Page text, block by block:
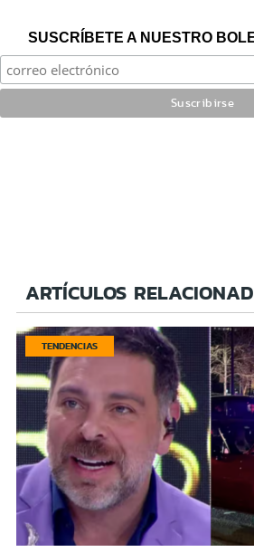
SUSCRÍBETE A NUESTRO
ARTÍCULOS
TENDENCIAS